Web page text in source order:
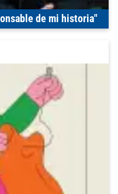
de mi historia"